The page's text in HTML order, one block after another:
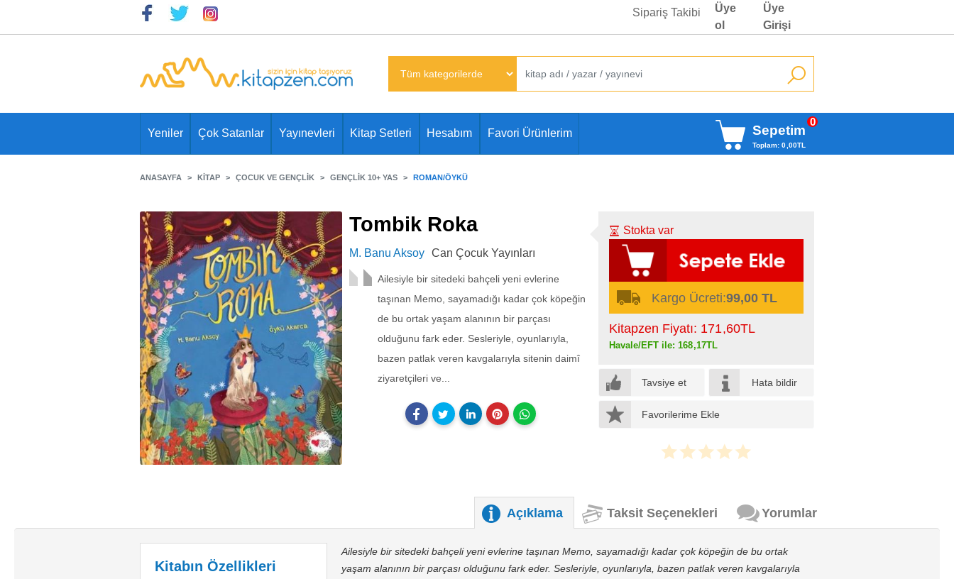
Sipariş Takibi
Üye
ol
Üye
Girişi
Yeniler Çok Satanlar Yayınevleri Kitap Setleri Hesabım Favori Ürünlerim Sepetim
Toplam: 0 ,00TL
0
ANASAYFA KITAP ÇOCUK VE GENÇLIK GENÇLIK 10+ YAS ROMAN/ÖYKÜ
Tombik Roka
M. Banu Aksoy Can Çocuk Yayınları
Ailesiyle bir sitedeki bahçeli yeni evlerine
taşınan Memo, sayamadığı kadar çok köpeğin
de bu ortak yaşam alanının bir parçası
olduğunu fark eder. Sesleriyle, oyunlarıyla,
bazen patlak veren kavgalarıyla sitenin daimî
ziyaretçileri ve...
Stokta var
Kargo Ücreti:99,00 TL
Kitapzen Fiyatı: 171,60TL
Havale/EFT ile: 168,17TL
Tavsiye et Hata bildir
Favorilerime Ekle
Açıklama Taksit Seçenekleri Yorumlar
Kitabın Özellikleri
Ailesiyle bir sitedeki bahçeli yeni evlerine taşınan Memo, sayamadığı kadar çok köpeğin de bu ortak
yaşam alanının bir parçası olduğunu fark eder. Sesleriyle, oyunlarıyla, bazen patlak veren kavgalarıyla